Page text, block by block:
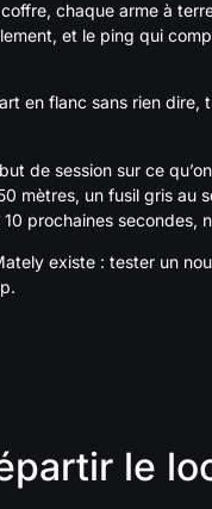
chaque arme à
et le ping qui
en flanc sans rien dire,
de session sur ce
mètres, un fusil gris au
prochaines secondes,
existe : tester un
le